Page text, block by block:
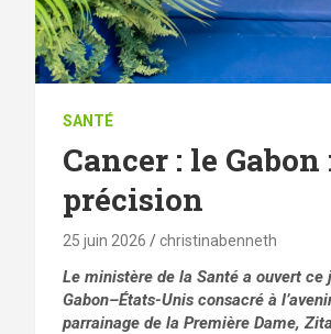
SANTÉ
Cancer : le
précision
25 juin 2026 christinabenneth
Le ministère de la Santé a ouvert
Gabon–États-Unis consacré à
parrainage de la Première Dame,